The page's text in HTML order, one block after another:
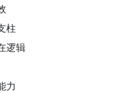
柱
逻辑
力